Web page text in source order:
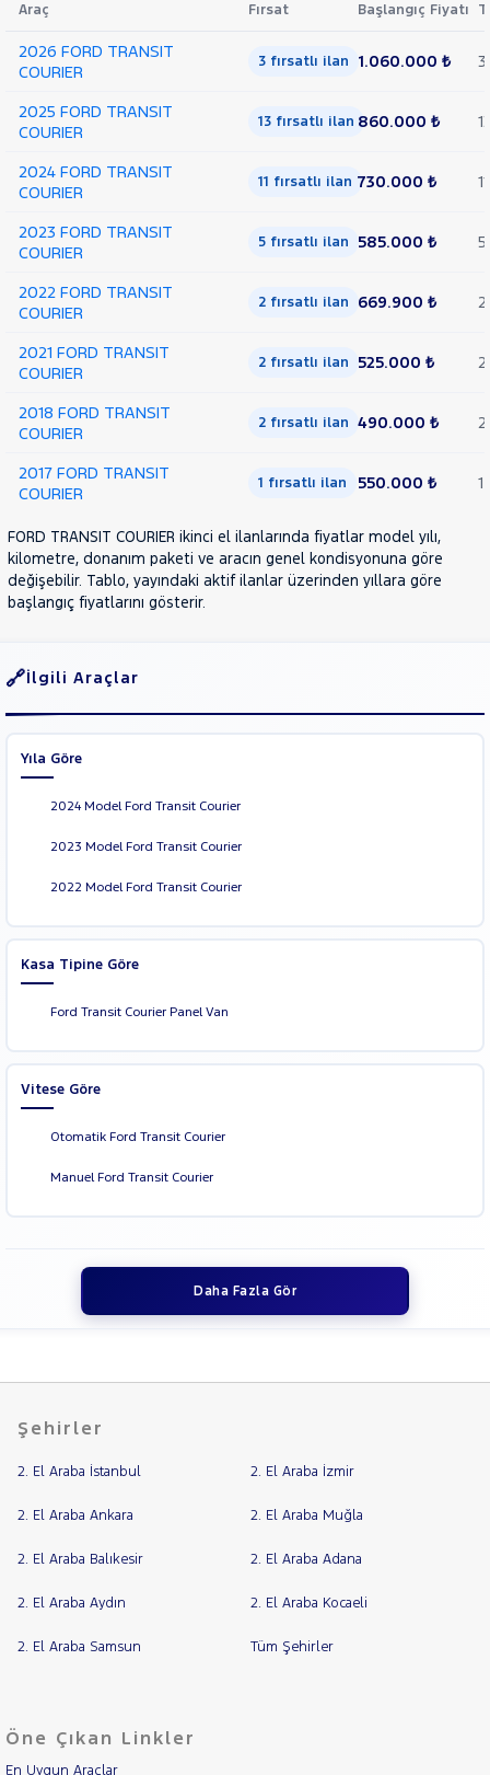
Araç Fırsat Başlangıç Fiyatı
2026 FORD TRANSIT
COURIER
3 fırsatlı ilan 1.060.000 ₺ 3
2025 FORD TRANSIT
COURIER
13 fırsatlı ilan 860.000 ₺
2024 FORD TRANSIT
COURIER
11 fırsatlı ilan 730.000 ₺ 11
2023 FORD TRANSIT
COURIER
5 fırsatlı ilan 585.000 ₺ 5
2022 FORD TRANSIT
COURIER
2 fırsatlı ilan 669.900 ₺ 2
2021 FORD TRANSIT
COURIER
2 fırsatlı ilan 525.000 ₺ 2
2018 FORD TRANSIT
COURIER
2 fırsatlı ilan 490.000 ₺ 2
2017 FORD TRANSIT
COURIER
1 fırsatlı ilan 550.000 ₺ 1
FORD TRANSIT COURIER ikinci el ilanlarında fiyatlar model yılı,
kilometre, donanım paketi ve aracın genel kondisyonuna göre
değişebilir. Tablo, yayındaki aktif ilanlar üzerinden yıllara göre
başlangıç fiyatlarını gösterir.
İlgili Araçlar
Yıla Göre
2024 Model Ford Transit Courier
2023 Model Ford Transit Courier
2022 Model Ford Transit Courier
Kasa Tipine Göre
Ford Transit Courier Panel Van
Vitese Göre
Otomatik Ford Transit Courier
Manuel Ford Transit Courier
Daha Fazla Gör
Şehirler
2. El Araba İstanbul 2. El Araba İzmir
2. El Araba Ankara 2. El Araba Muğla
2. El Araba Balıkesir 2. El Araba Adana
2. El Araba Aydın 2. El Araba Kocaeli
2. El Araba Samsun Tüm Şehirler
Öne Çıkan Linkler
En Uygun Araçlar